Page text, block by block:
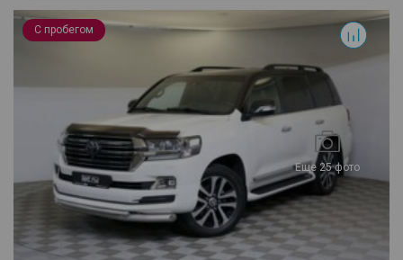
С пробегом
Еще 25 фото
Land Cruiser